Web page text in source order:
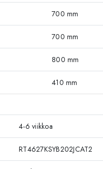
700 mm
700 mm
800 mm
410 mm
4-6 viikkoa
RT4627KSYB202JCAT2